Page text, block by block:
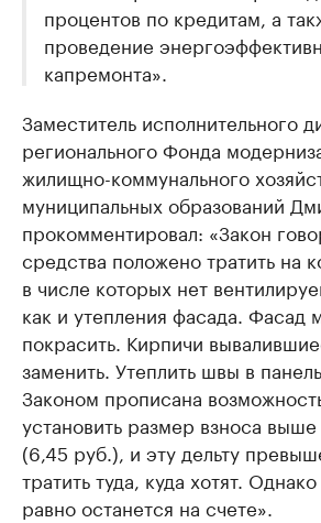
процентов по кредитам, а
проведение
капремонта».
Заместитель исполнительного
регионального Фонда
жилищно-коммунального
муниципальных образований
прокомментировал: «Закон
средства положено тратить на
в числе которых нет
как и утепления фасада. Фасад
покрасить. Кирпичи
заменить. Утеплить швы в
Законом прописана
установить размер взноса
(6,45 руб.), и эту дельту
тратить туда, куда хотят.
равно останется на счете».